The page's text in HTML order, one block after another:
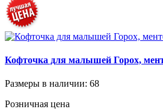
Кофточка для малышей Горох,
Размеры в наличии: 68
Розничная цена